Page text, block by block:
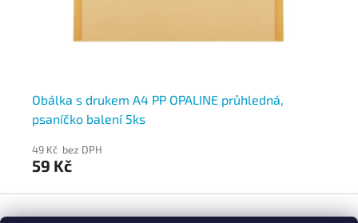
Obálka s drukem A4 PP OPALINE průhledná,
psaníčko balení 5ks
49 Kč bez DPH
59 Kč
á